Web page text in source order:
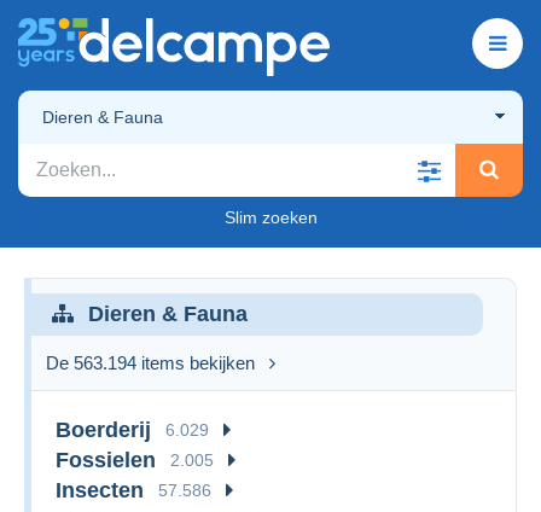
Dieren & Fauna
Slim zoeken
Dieren & Fauna
De 563.194 items bekijken
Boerderij 6.029
Fossielen 2.005
Insecten 57.586